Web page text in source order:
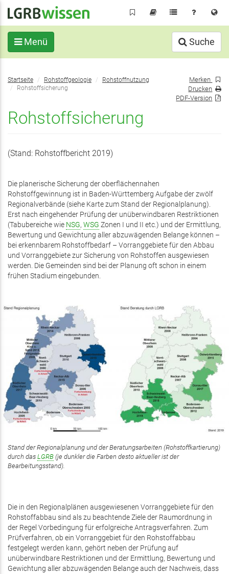
Inhalt
Menü Suche
Sie
befinden
Startseite Rohstoffgeologie
Rohstoffnutzung
Rohstoffsicherung
Rohstoffsicherung
Merken
Drucken
PDF-Version
(Stand: Rohstoffbericht 2019)
Die planerische Sicherung der oberflächennahen
Rohstoffgewinnung ist in Baden-Württemberg Aufgabe der zwölf
Regionalverbände (siehe Karte zum Stand der Regionalplanung).
Erst nach eingehender Prüfung der unüberwindbaren Restriktionen
(Tabubereiche wie NSG, WSG Zonen I und II etc.) und der Ermittlung,
Bewertung und Gewichtung aller abzuwägenden Belange können –
bei erkennbarem Rohstoffbedarf – Vorranggebiete für den Abbau
und Vorranggebiete zur Sicherung von Rohstoffen ausgewiesen
werden. Die Gemeinden sind bei der Planung oft schon in einem
frühen Stadium eingebunden.
Stand der Regionalplanung und der Beratungsarbeiten (Rohstoffkartierung)
durch das LGRB (je dunkler die Farben desto aktueller ist der
Bearbeitungsstand).
Die in den Regionalplänen ausgewiesenen Vorranggebiete für den
Rohstoffabbau sind als zu beachtende Ziele der Raumordnung in
der Regel Vorbedingung für erfolgreiche Antragsverfahren. Zum
Prüfverfahren, ob ein Vorranggebiet für den Rohstoffabbau
festgelegt werden kann, gehört neben der Prüfung auf
unüberwindbare Restriktionen und der Ermittlung, Bewertung und
Gewichtung aller abzuwägenden Belange auch der Nachweis, dass